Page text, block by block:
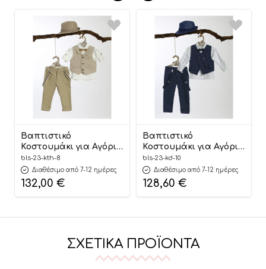
Βαπτιστικό
Κοστουμάκι για Αγόρι
Μπεζ ΚΘ-8, Lollipop
bls-23-kth-8
Διαθέσιμο από 7-12 ημέρες
132,00 €
Βαπτιστικό
Κοστουμάκι για Αγόρι
Μπλε ΚΔ-10, Lollipop
bls-23-kd-10
Διαθέσιμο από 7-12 ημέρες
128,60 €
ΣΧΕΤΙΚΆ ΠΡΟΪΌΝΤΑ